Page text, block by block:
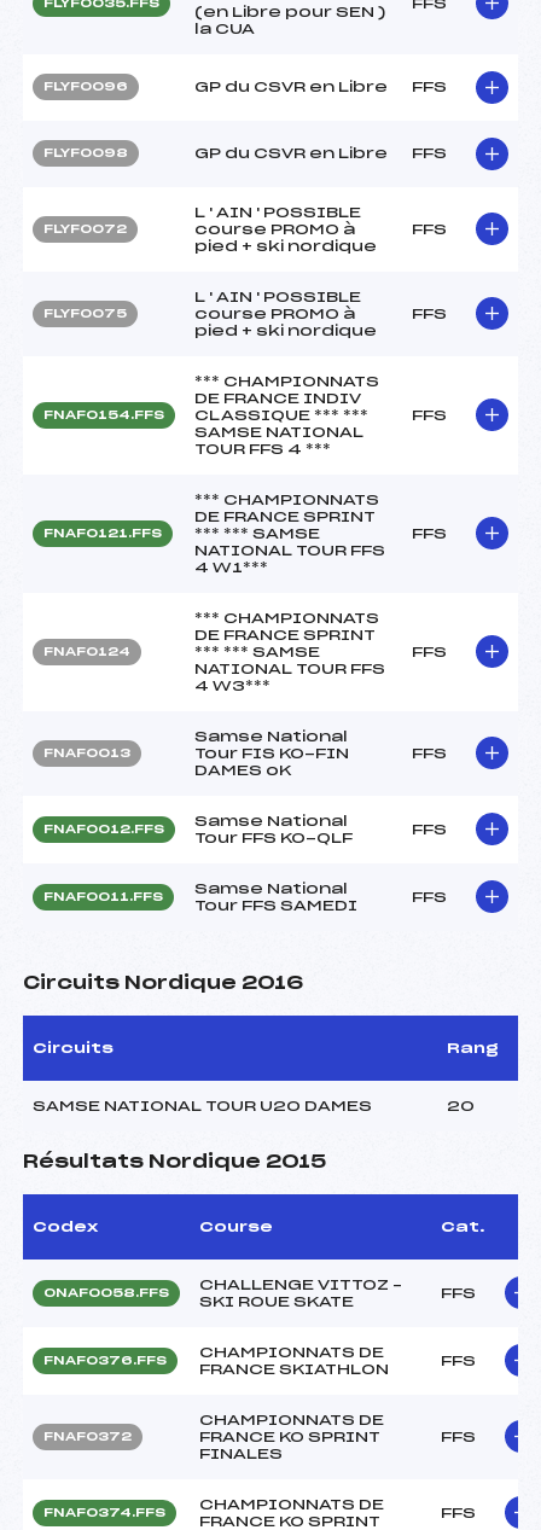
FLYF0035.FFS
(en Libre pour SEN )
la CUA
FFS
FLYF0096 GP du CSVR en Libre FFS
FLYF0098 GP du CSVR en Libre FFS
FLYF0072
L ' AIN ' POSSIBLE
course PROMO à
pied + ski nordique
FFS
FLYF0075
L ' AIN ' POSSIBLE
course PROMO à
pied + ski nordique
FFS
FNAF0154.FFS
*** CHAMPIONNATS
DE FRANCE INDIV
CLASSIQUE *** ***
SAMSE NATIONAL
TOUR FFS 4 ***
FFS
FNAF0121.FFS
*** CHAMPIONNATS
DE FRANCE SPRINT
*** *** SAMSE
NATIONAL TOUR FFS
4 W1***
FFS
FNAF0124
*** CHAMPIONNATS
DE FRANCE SPRINT
*** *** SAMSE
NATIONAL TOUR FFS
4 W3***
FFS
FNAF0013
Samse National
Tour FIS KO-FIN
DAMES oK
FFS
FNAF0012.FFS
Samse National
Tour FFS KO-QLF
FFS
FNAF0011.FFS
Samse National
Tour FFS SAMEDI
FFS
Circuits Nordique 2016
Circuits Rang
SAMSE NATIONAL TOUR U20 DAMES 20
Résultats Nordique 2015
Codex Course Cat.
ONAF0058.FFS
CHALLENGE VITTOZ –
SKI ROUE SKATE
FFS
FNAF0376.FFS
CHAMPIONNATS DE
FRANCE SKIATHLON
FFS
FNAF0372
CHAMPIONNATS DE
FRANCE KO SPRINT
FINALES
FFS
FNAF0374.FFS
CHAMPIONNATS DE
FRANCE KO SPRINT
FFS